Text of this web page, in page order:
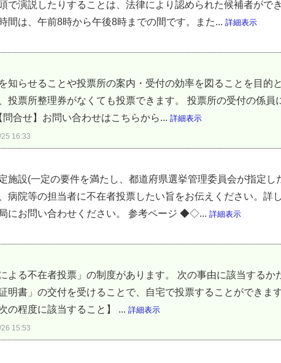
で演説したりすることは、法律により認められた候補者がで
間は、午前8時から午後8時までの間です。また... 詳細表示
らせることや投票所の案内・受付の効率を図ることを目的
投票所整理券がなくても投票できます。 投票所の受付の係員
合せ】お問い合わせはこちらから... 詳細表示
16:33
施設(一定の要件を満たし、都道府県選挙管理委員会が指定し
病院等の担当者に不在者投票したい旨をお伝えください。詳
にお問い合わせください。 参考ページ ◆◇... 詳細表示
よる不在者投票」の制度があります。 次の事由に該当するか
明書」の交付を受けることで、自宅で投票することができま
の程度に該当すること】 ... 詳細表示
15:53